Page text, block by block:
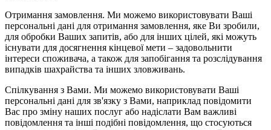
Отримання замовлення. Ми можемо використовувати Ваші
персональні дані для отримання замовлення, яке Ви зробили,
для обробки Ваших запитів, або для інших цілей, які можуть
існувати для досягнення кінцевої мети – задовольнити
інтереси споживача, а також для запобігання та розслідування
випадків шахрайства та інших зловживань.
Спілкування з Вами. Ми можемо використовувати Ваші
персональні дані для зв'язку з Вами, наприклад повідомити
Вас про зміну наших послуг або надіслати Вам важливі
повідомлення та інші подібні повідомлення, що стосуються